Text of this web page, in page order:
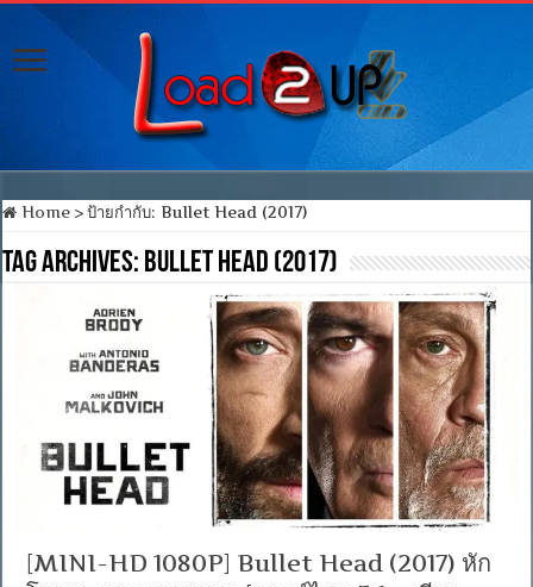
Home > ป้ายกำกับ:Bullet Head (2017)
Tag Archives: Bullet Head (2017)
[MINI-HD 1080P] Bullet Head (2017) หัก